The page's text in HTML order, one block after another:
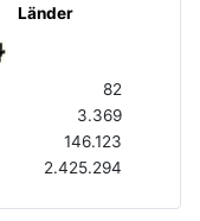
Länder
82
3.369
146.123
2.425.294